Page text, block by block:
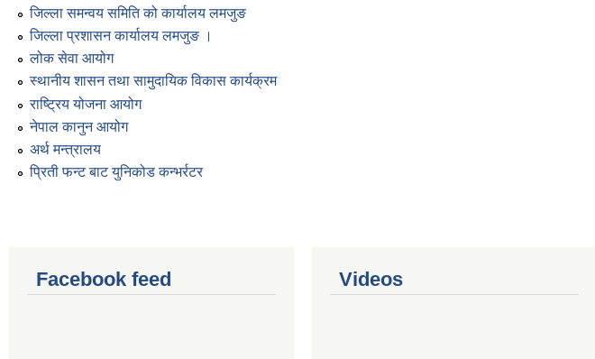
जिल्ला समन्वय समिति को कार्यालय लमजुङ
जिल्ला प्रशासन कार्यालय लमजुङ ।
लोक सेवा आयोग
स्थानीय शासन तथा सामुदायिक विकास कार्यक्रम
राष्ट्रिय योजना आयोग
नेपाल कानुन आयोग
अर्थ मन्त्रालय
प्रिती फन्ट बाट युनिकोड कन्भर्रटर
Facebook feed Videos